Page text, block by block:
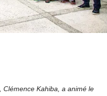
Clémence Kahiba, a animé le